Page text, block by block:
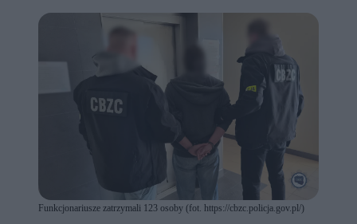
Funkcjonariusze zatrzymali 123 osoby (fot. https://cbzc.policja.gov.pl/)